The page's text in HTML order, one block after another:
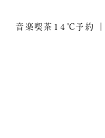
音楽喫茶１４℃予約